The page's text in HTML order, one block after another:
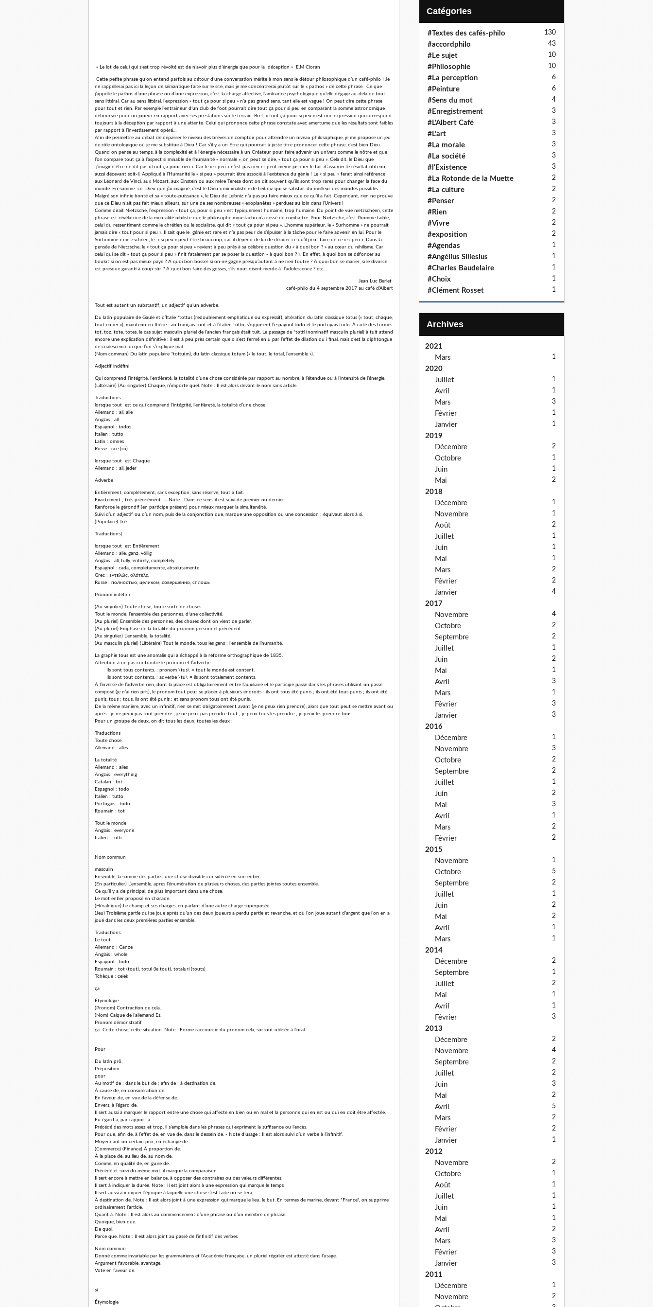
« Le lot de celui qui s’est trop révolté est de n’avoir plus d’énergie que pour la déception » E.M Cioran
Cette petite phrase qu’on entend parfois au détour d’une conversation mérite à mon sens le détour philosophique d’un café-philo ! Je
ne rappellerai pas ici la leçon de sémantique faite sur le site, mais je me concentrerai plutôt sur le « pathos » de cette phrase. Ce que
j’appelle le pathos d’une phrase ou d’une expression, c’est la charge affective, l’ambiance psychologique qu’elle dégage au-delà de tout
sens littéral. Car au sens littéral, l’expression « tout ça pour si peu » n’a pas grand sens, tant elle est vague ! On peut dire cette phrase
pour tout et rien. Par exemple l’entraineur d’un club de foot pourrait dire tout ça pour si peu en comparant la somme astronomique
déboursée pour un joueur en rapport avec ses prestations sur le terrain. Bref, « tout ça pour si peu » est une expression qui correspond
toujours à la déception par rapport à une attente. Celui qui prononce cette phrase constate avec amertume que les résultats sont faibles
par rapport à l’investissement opéré…
Afin de permettre au débat de dépasser le niveau des brèves de comptoir pour atteindre un niveau philosophique, je me propose un jeu
de rôle ontologique où je me substitue à Dieu ! Car s’il y a un Etre qui pourrait à juste titre prononcer cette phrase, c’est bien Dieu.
Quand on pense au temps, à la complexité et à l’énergie nécessaire à un Créateur pour faire advenir un univers comme le nôtre et que
l’on compare tout ça à l’aspect si minable de l’humanité « normale », on peut se dire, « tout ça pour si peu ». Cela dit, le Dieu que
j’imagine être ne dit pas « tout ça pour rien ». Car le « si peu » n’est pas rien et peut même justifier le fait d’assumer le résultat obtenu,
aussi décevant soit-il. Appliqué à l’Humanité le « si peu » pourrait être associé à l’existence du génie ! Le « si peu » ferait ainsi référence
aux Léonard de Vinci, aux Mozart, aux Einstein ou aux mère Teresa dont on dit souvent qu’ils sont trop rares pour changer la face du
monde. En somme ce Dieu que j’ai imaginé, c’est le Dieu « minimaliste » de Leibniz qui se satisfait du meilleur des mondes possibles.
Malgré son infinie bonté et sa « toute-puissance », le Dieu de Leibniz n’a pas pu faire mieux que ce qu’il a fait. Cependant, rien ne prouve
que ce Dieu n’ait pas fait mieux ailleurs, sur une de ses nombreuses « exoplanètes » perdues au loin dans l’Univers !
Comme dirait Nietzsche, l’expression « tout ça, pour si peu » est typiquement humaine, trop humaine. Du point de vue nietzschéen, cette
phrase est révélatrice de la mentalité nihiliste que le philosophe moustachu n’a cessé de combattre. Pour Nietzsche, c’est l’homme faible,
celui du ressentiment comme le chrétien ou le socialiste, qui dit « tout ça pour si peu ». L’homme supérieur, le « Surhomme » ne pourrait
jamais dire « tout pour si peu ». Il sait que le génie est rare et n’a pas peur de s’épuiser à la tâche pour le faire advenir en lui. Pour le
Surhomme » nietzschéen, le « si peu » peut être beaucoup, car il dépend de lui de décider ce qu’il peut faire de ce « si peu ». Dans la
pensée de Nietzsche, le « tout ça pour si peu » revient à peu près à sa célèbre question du « à quoi bon ? » au cœur du nihilisme. Car
celui qui se dit « tout ça pour si peu » finit fatalement par se poser la question « à quoi bon ? ». En effet, à quoi bon se défoncer au
boulot si on est pas mieux payé ? A quoi bon bosser si on ne gagne presqu’autant à ne rien foutre ? A quoi bon se marier, si le divorce
est presque garanti à coup sûr ? A quoi bon faire des gosses, s’ils nous disent merde à l’adolescence ? etc…
Jean Luc Berlet
café-philo du 4 septembre 2017 au café d’Albert
Tout est autant un substantif, un adjectif qu’un adverbe.
Du latin populaire de Gaule et d’Italie *tottus (redoublement emphatique ou expressif), altération du latin classique totus (« tout, chaque,
tout entier »), maintenu en Ibérie : au français tout et à l’italien tutto, s’opposent l’espagnol todo et le portugais tudo. À coté des formes
tot, toz, tote, totes, le cas sujet masculin pluriel de l’ancien français était tuit. Le passage de *totti (nominatif masculin pluriel) à tuit attend
encore une explication définitive : il est à peu près certain que o s’est fermé en u par l’effet de dilation du i final, mais c’est la diphtongue
de coalescence ui que l’on s’explique mal.
(Nom commun) Du latin populaire *tottu(m), du latin classique totum (« le tout, le total, l’ensemble »).
Adjectif indéfini
Qui comprend l’intégrité, l’entièreté, la totalité d’une chose considérée par rapport au nombre, à l’étendue ou à l’intensité de l’énergie.
(Littéraire) (Au singulier) Chaque, n’importe quel. Note : Il est alors devant le nom sans article.
Traductions
lorsque tout est ce qui comprend l’intégrité, l’entièreté, la totalité d’une chose
Allemand : all, alle
Anglais : all
Espagnol : todos
Italien : tutto
Latin : omnes
Russe : все (ru)
lorsque tout est Chaque
Allemand : all, jeder
Adverbe
Entièrement, complètement, sans exception, sans réserve, tout à fait.
Exactement ; très précisément. — Note : Dans ce sens, il est suivi de premier ou dernier.
Renforce le gérondif (en participe présent) pour mieux marquer la simultanéité.
Suivi d’un adjectif ou d’un nom, puis de la conjonction que, marque une opposition ou une concession ; équivaut alors à si.
(Populaire) Très.
Traductions]
lorsque tout est Entièrement
Allemand : alle, ganz, völlig
Anglais : all, fully, entirely, completely
Espagnol : cada, completamente, absolutamente
Grec : εντελώς, ολότελα
Russe : полностью, целиком, совершенно, сплошь
Pronom indéfini
(Au singulier) Toute chose, toute sorte de choses.
Tout le monde, l’ensemble des personnes, d’une collectivité.
(Au pluriel) Ensemble des personnes, des choses dont on vient de parler.
(Au pluriel) Emphase de la totalité du pronom personnel précédent.
(Au singulier) L’ensemble, la totalité.
(Au masculin pluriel) (Littéraire) Tout le monde, tous les gens ; l’ensemble de l’humanité.
La graphie tous est une anomalie qui a échappé à la réforme orthographique de 1835.
Attention à ne pas confondre le pronom et l’adverbe :
Ils sont tous contents. : pronom \tus\ = tout le monde est content.
Ils sont tout contents. : adverbe \tu\ = ils sont totalement contents.
À l’inverse de l’adverbe rien, dont la place est obligatoirement entre l’auxiliaire et le participe passé dans les phrases utilisant un passé
composé (je n’ai rien pris), le pronom tout peut se placer à plusieurs endroits : ils ont tous été punis ; ils ont été tous punis ; ils ont été
punis, tous ; tous, ils ont été punis ; et sans pronom tous ont été punis.
De la même manière, avec un infinitif, rien se met obligatoirement avant (je ne peux rien prendre), alors que tout peut se mettre avant ou
après : je ne peux pas tout prendre ; je ne peux pas prendre tout ; je peux tous les prendre ; je peux les prendre tous.
Pour un groupe de deux, on dit tous les deux, toutes les deux :
Traductions
Toute chose.
Allemand : alles
La totalité
Allemand : alles
Anglais : everything
Catalan : tot
Espagnol : todo
Italien : tutto
Portugais : tudo
Roumain : tot
Tout le monde
Anglais : everyone
Italien : tutti
Nom commun
masculin
Ensemble, la somme des parties, une chose divisible considérée en son entier.
(En particulier) L’ensemble, après l’énumération de plusieurs choses, des parties jointes toutes ensemble.
Ce qu’il y a de principal, de plus important dans une chose.
Le mot entier proposé en charade.
(Héraldique) Le champ et ses charges, en parlant d’une autre charge superposée.
(Jeu) Troisième partie qui se joue après qu’un des deux joueurs a perdu partie et revanche, et où l’on joue autant d’argent que l’on en a
joué dans les deux premières parties ensemble.
Traductions
Le tout
Allemand : Ganze
Anglais : whole
Espagnol : todo
Roumain : tot (tout), totul (le tout), totaluri (touts)
Tchèque : celek
ça
Étymologie
(Pronom) Contraction de cela.
(Nom) Calque de l’allemand Es.
Pronom démonstratif
ça: Cette chose, cette situation. Note : Forme raccourcie du pronom cela, surtout utilisée à l’oral.
Pour
Du latin prō.
Préposition
pour
Au motif de ; dans le but de ; afin de ; à destination de.
À cause de, en considération de.
En faveur de, en vue de la défense de.
Envers, à l’égard de.
Il sert aussi à marquer le rapport entre une chose qui affecte en bien ou en mal et la personne qui en est ou qui en doit être affectée.
Eu égard à, par rapport à.
Précédé des mots assez et trop, il s’emploie dans les phrases qui expriment la suffisance ou l’excès.
Pour que, afin de, à l’effet de, en vue de, dans le dessein de. - Note d’usage : Il est alors suivi d’un verbe à l’infinitif.
Moyennant un certain prix, en échange de.
(Commerce) (Finance) À proportion de.
À la place de, au lieu de, au nom de.
Comme, en qualité de, en guise de.
Précédé et suivi du même mot, il marque la comparaison :
Il sert encore à mettre en balance, à opposer des contraires ou des valeurs différentes.
Il sert à indiquer la durée. Note : Il est joint alors à une expression qui marque le temps
Il sert aussi à indiquer l’époque à laquelle une chose s’est faite ou se fera.
À destination de. Note : Il est alors joint à une expression qui marque le lieu, le but. En termes de marine, devant "France", on supprime
ordinairement l’article.
Quant à. Note : Il est alors au commencement d’une phrase ou d’un membre de phrase.
Quoique, bien que.
De quoi.
Parce que. Note : Il est alors joint au passé de l’infinitif des verbes
Nom commun
Donné comme invariable par les grammairiens et l’Académie française, un pluriel régulier est attesté dans l’usage.
Argument favorable, avantage.
Vote en faveur de.
si
Étymologie
Catégories
#Textes des cafés-philo 130
#accordphilo 43
#Le sujet 10
#Philosophie 10
#La perception 6
#Peinture 6
#Sens du mot 4
#Enregistrement 3
#L'Albert Café 3
#L'art 3
#La morale 3
#La société 3
#l'Existence 3
#La Rotonde de la Muette 2
#La culture 2
#Penser 2
#Rien 2
#Vivre 2
#exposition 2
#Agendas 1
#Angélius Sillesius 1
#Charles Baudelaire 1
#Choix 1
#Clément Rosset 1
Archives
2021
Mars
1
2020
Juillet
1
Avril 1
Mars 3
Février 1
Janvier 1
2019
Décembre
2
Octobre 1
Juin 1
Mai 2
2018
Décembre
1
Novembre 1
Août 2
Juillet 1
Juin 1
Mai 1
Mars 2
Février 2
Janvier 4
2017
Novembre
4
Octobre 2
Septembre 2
Juillet 1
Juin 2
Mai 1
Avril 3
Mars 1
Février 3
Janvier 3
2016
Décembre
1
Novembre 3
Octobre 2
Septembre 2
Juillet 1
Juin 2
Mai 3
Avril 1
Mars 2
Février 2
2015
Novembre
1
Octobre 5
Septembre 2
Juillet 1
Juin 2
Mai 2
Avril 1
Mars 1
2014
Décembre
2
Septembre 1
Juillet 2
Mai 1
Avril 1
Février 3
2013
Décembre
2
Novembre 4
Septembre 2
Juillet 2
Juin 3
Mai 2
Avril 5
Mars 2
Février 2
Janvier 1
2012
Novembre
2
Octobre 1
Août 1
Juillet 1
Juin 1
Mai 1
Avril 2
Mars 3
Février 3
Janvier 3
2011
Décembre
1
Novembre 2